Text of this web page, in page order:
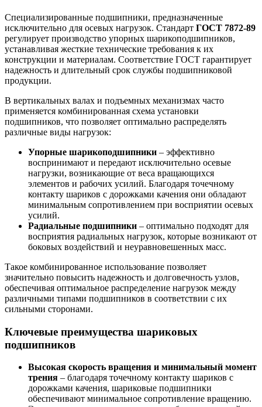
Специализированные подшипники, предназначенные
исключительно для осевых нагрузок. Стандарт ГОСТ 7872-89
регулирует производство упорных шарикоподшипников,
устанавливая жесткие технические требования к их
конструкции и материалам. Соответствие ГОСТ гарантирует
надежность и длительный срок службы подшипниковой
продукции.
В вертикальных валах и подъемных механизмах часто
применяется комбинированная схема установки
подшипников, что позволяет оптимально распределять
различные виды нагрузок:
Упорные шарикоподшипники – эффективно
воспринимают и передают исключительно осевые
нагрузки, возникающие от веса вращающихся
элементов и рабочих усилий. Благодаря точечному
контакту шариков с дорожками качения они обладают
минимальным сопротивлением при восприятии осевых
усилий.
Радиальные подшипники – оптимально подходят для
восприятия радиальных нагрузок, которые возникают от
боковых воздействий и неуравновешенных масс.
Такое комбинированное использование позволяет
значительно повысить надежность и долговечность узлов,
обеспечивая оптимальное распределение нагрузок между
различными типами подшипников в соответствии с их
сильными сторонами.
Ключевые преимущества шариковых
подшипников
Высокая скорость вращения и минимальный момент
трения – благодаря точечному контакту шариков с
дорожками качения, шариковые подшипники
обеспечивают минимальное сопротивление вращению.